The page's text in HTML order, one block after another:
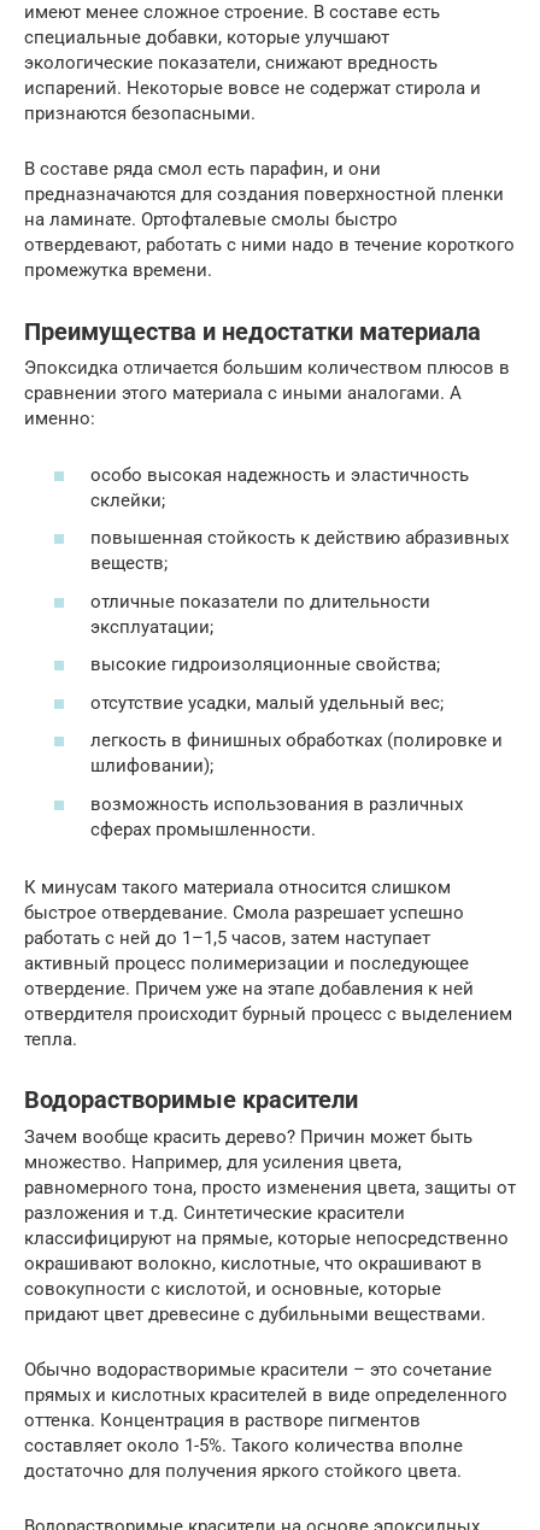
имеют менее сложное строение. В составе есть
специальные добавки, которые улучшают
экологические показатели, снижают вредность
испарений. Некоторые вовсе не содержат стирола и
признаются безопасными.
В составе ряда смол есть парафин, и они
предназначаются для создания поверхностной пленки
на ламинате. Ортофталевые смолы быстро
отвердевают, работать с ними надо в течение короткого
промежутка времени.
Преимущества и недостатки материала
Эпоксидка отличается большим количеством плюсов в
сравнении этого материала с иными аналогами. А
именно:
особо высокая надежность и эластичность
склейки;
повышенная стойкость к действию абразивных
веществ;
отличные показатели по длительности
эксплуатации;
высокие гидроизоляционные свойства;
отсутствие усадки, малый удельный вес;
легкость в финишных обработках (полировке и
шлифовании);
возможность использования в различных
сферах промышленности.
К минусам такого материала относится слишком
быстрое отвердевание. Смола разрешает успешно
работать с ней до 1–1,5 часов, затем наступает
активный процесс полимеризации и последующее
отвердение. Причем уже на этапе добавления к ней
отвердителя происходит бурный процесс с выделением
тепла.
Водорастворимые красители
Зачем вообще красить дерево? Причин может быть
множество. Например, для усиления цвета,
равномерного тона, просто изменения цвета, защиты от
разложения и т.д. Синтетические красители
классифицируют на прямые, которые непосредственно
окрашивают волокно, кислотные, что окрашивают в
совокупности с кислотой, и основные, которые
придают цвет древесине с дубильными веществами.
Обычно водорастворимые красители – это сочетание
прямых и кислотных красителей в виде определенного
оттенка. Концентрация в растворе пигментов
составляет около 1-5%. Такого количества вполне
достаточно для получения яркого стойкого цвета.